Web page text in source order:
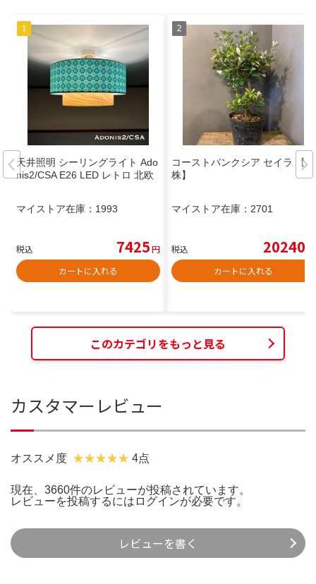
天井照明 シーリングライト Ado
nis2/CSA E26 LED レトロ 北欧
マイストア在庫： 1993
税込 7425円
カートに入れる
コーストバンクシア セイラ 【大
株】
マイストア在庫： 2701
税込 20240
カートに入れる
このカテゴリをもっと見る
カスタマーレビュー
オススメ度 4点
現在、3660件のレビューが投稿されています。
レビューを投稿するには ログインが必要です。
レビューを書く